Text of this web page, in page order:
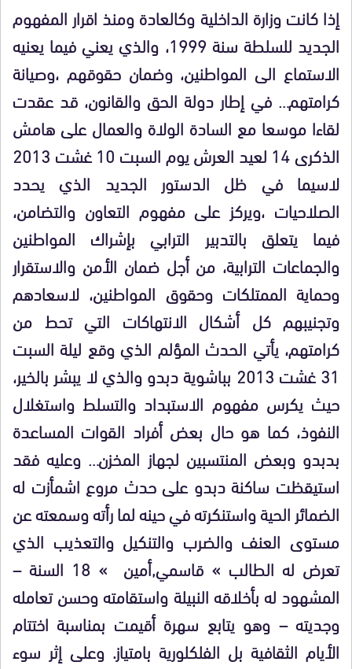
إذا كانت وزارة الداخلية وكالعادة ومنذ اقرار المفهوم
الجديد للسلطة سنة 1999، والذي يعني فيما يعنيه
الاستماع الى المواطنين، وضمان حقوقهم ،وصيانة
كرامتهم… في إطار دولة الحق والقانون، قد عقدت
لقاءا موسعا مع السادة الولاة والعمال على هامش
الذكرى 14 لعيد العرش يوم السبت 10 غشت 2013
لاسيما في ظل الدستور الجديد الذي يحدد
الصلاحيات ،ويركز على مفهوم التعاون والتضامن،
فيما يتعلق بالتدبير الترابي بإشراك المواطنين
والجماعات الترابية، من أجل ضمان الأمن والاستقرار
وحماية الممتلكات وحقوق المواطنين، لاسعادهم
وتجنيبهم كل أشكال الانتهاكات التي تحط من
كرامتهم، يأتي الحدث المؤلم الذي وقع ليلة السبت
31 غشت 2013 بباشوية دبدو والذي لا يبشر بالخير،
حيث يكرس مفهوم الاستبداد والتسلط واستغلال
النفوذ، كما هو حال بعض أفراد القوات المساعدة
بدبدو وبعض المنتسبين لجهاز المخزن… وعليه فقد
استيقظت ساكنة دبدو على حدث مروع اشمأزت له
الضمائر الحية واستنكرته في حينه لما رأته وسمعته عن
مستوى العنف والضرب والتنكيل والتعذيب الذي
تعرض له الطالب » قاسمي,أمين » 18 السنة –
المشهود له بأخلاقه النبيلة واستقامته وحسن تعامله
وجديته – وهو يتابع سهرة أقيمت بمناسبة اختتام
الأيام الثقافية بل الفلكلورية بامتياز. وعلى إثر سوء